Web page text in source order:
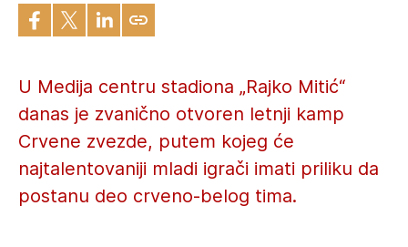
U Medija centru stadiona „Rajko Mitić“
danas je zvanično otvoren letnji kamp
Crvene zvezde, putem kojeg će
najtalentovaniji mladi igrači imati priliku da
postanu deo crveno-belog tima.